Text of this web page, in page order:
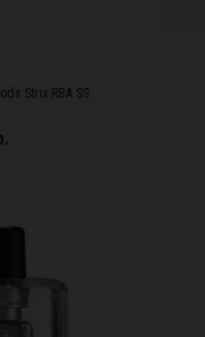
Strix RBA SS